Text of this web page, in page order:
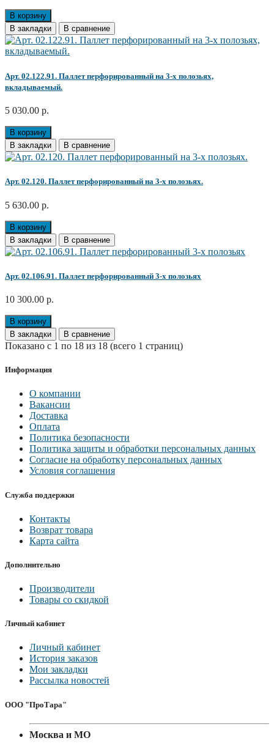
В корзину
В закладки
В сравнение
Арт. 02.122.91. Паллет перфорированный на 3-х полозьях,
вкладываемый.
5 030.00 р.
В корзину
В закладки
В сравнение
Арт. 02.120. Паллет перфорированный на 3-х полозьях.
5 630.00 р.
В корзину
В закладки
В сравнение
Арт. 02.106.91. Паллет перфорированный 3-х полозьях
10 300.00 р.
В корзину
В закладки
В сравнение
Показано с 1 по 18 из 18 (всего 1 страниц)
Информация
О компании
Вакансии
Доставка
Оплата
Политика безопасности
Политика защиты и обработки персональных данных
Согласие на обработку персональных данных
Условия соглашения
Служба поддержки
Контакты
Возврат товара
Карта сайта
Дополнительно
Производители
Товары со скидкой
Личный кабинет
Личный кабинет
История заказов
Мои закладки
Рассылка новостей
ООО "ПроТара"
Москва и МО